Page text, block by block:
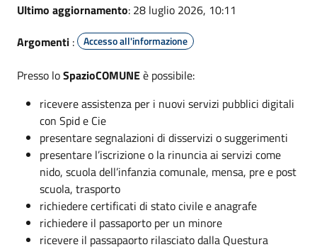
Ultimo aggiornamento: 28 luglio 2026, 10:11
Argomenti : Accesso all'informazione
Presso loSpazioCOMUNEè possibile:
ricevere assistenza per i nuovi servizi pubblici digitali
con Spid e Cie
presentare segnalazioni di disservizi o suggerimenti
presentare l’iscrizione o la rinuncia ai servizi come
nido, scuola dell’infanzia comunale, mensa, pre e post
scuola, trasporto
richiedere certificati di stato civile e anagrafe
richiedere il passaporto per un minore
ricevere il passapaorto rilasciato dalla Questura